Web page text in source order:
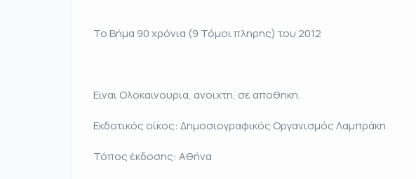
Το Βήμα 90 χρόνια (9 Τόμοι πληρης) του 2012
Ειναι Ολοκαινουρια, ανοιχτη, σε αποθηκη.
Εκδοτικός οίκος: Δημοσιογραφικός Οργανισμός Λαμπράκη
Τόπος έκδοσης: Αθήνα